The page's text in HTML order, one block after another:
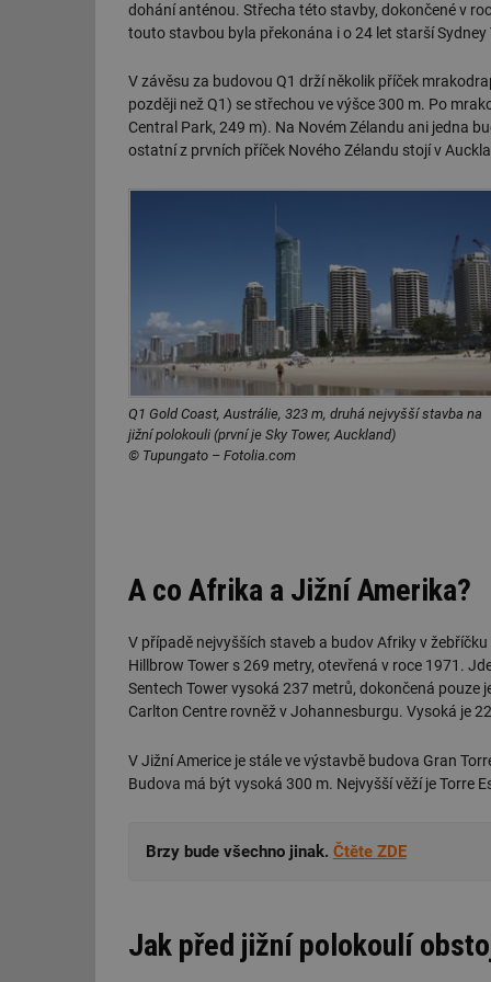
dohání anténou. Střecha této stavby, dokončené v
touto stavbou byla překonána i o 24 let starší Sydney
V závěsu za budovou Q1 drží několik příček
později než Q1) se střechou ve výšce 300 m. Po
Central Park, 249 m). Na Novém Zélandu ani jedna
ostatní z prvních příček Nového Zélandu stojí v
Q1 Gold Coast, Austrálie, 323 m, druhá nejvyšší stavba na
jižní polokouli (první je Sky Tower, Auckland)
© Tupungato – Fotolia.com
A co Afrika a Jižní Amerika?
V případě nejvyšších staveb a budov Afriky v
Hillbrow Tower s 269 metry, otevřená v roce 1971.
Sentech Tower vysoká 237 metrů, dokončená pouze
Carlton Centre rovněž v Johannesburgu. Vysoká je
V Jižní Americe je stále ve výstavbě budova Gran
Budova má být vysoká 300 m. Nejvyšší věží je Torre
Brzy bude všechno jinak. Čtěte ZDE
Jak před jižní polokoulí
g_csrf_token
id
id
id
id
id